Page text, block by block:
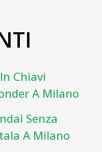
Chiavi
A Milano
Senza
A Milano